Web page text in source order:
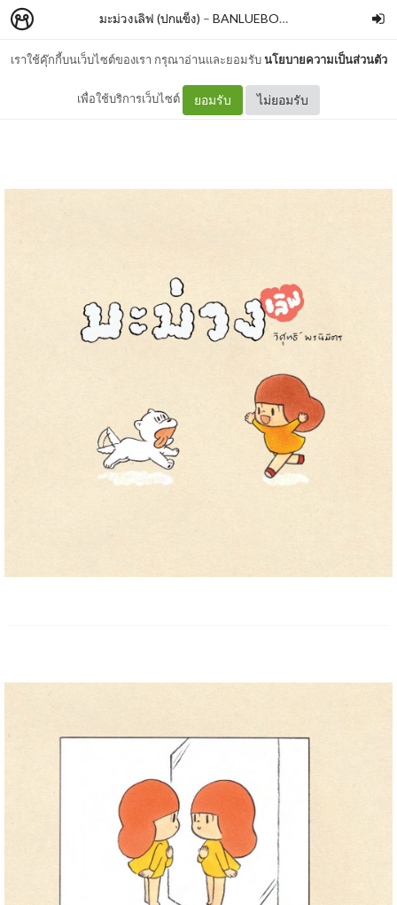
เราใช้คุ๊กกี้บนเว็บไซต์ของเรา กรุณาอ่านและยอมรับนโยบายความเป็นส่วนตัว
เพื่อใช้บริการเว็บไซต์ ยอมรับ ไม่ยอมรับ
มะม่วงเลิฟ (ปกแข็ง) – BANLUEBOOKS
01